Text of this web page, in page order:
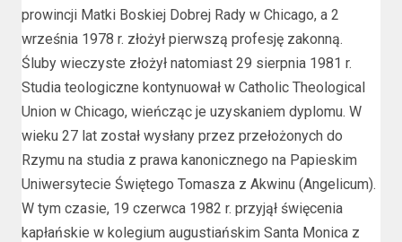
prowincji Matki Boskiej Dobrej Rady w Chicago, a 2
września 1978 r. złożył pierwszą profesję zakonną.
Śluby wieczyste złożył natomiast 29 sierpnia 1981 r.
Studia teologiczne kontynuował w Catholic Theological
Union w Chicago, wieńcząc je uzyskaniem dyplomu. W
wieku 27 lat został wysłany przez przełożonych do
Rzymu na studia z prawa kanonicznego na Papieskim
Uniwersytecie Świętego Tomasza z Akwinu (Angelicum).
W tym czasie, 19 czerwca 1982 r. przyjął święcenia
kapłańskie w kolegium augustiańskim Santa Monica z